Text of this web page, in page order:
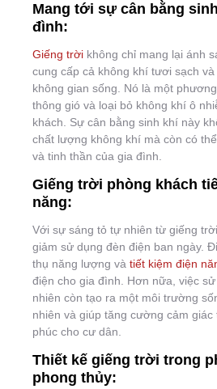
Mang tới sự cân bằng
đình:
Giếng trời không chỉ mang lại ánh
cung cấp cả không khí tươi sạch
không gian sống. Nó là một
thông gió và loại bỏ không khí ô
khách. Sự cân bằng sinh khí này
chất lượng không khí mà còn có
và tinh thần của gia đình.
Giếng trời phòng khách
năng:
Với sự sáng tỏ tự nhiên từ giếng
giảm sử dụng đèn điện ban ngày.
thụ năng lượng và tiết kiệm điện
điện cho gia đình. Hơn nữa, việc
nhiên còn tạo ra một môi trường
nhiên và giúp tăng cường cảm giác
phúc cho cư dân.
Thiết kế giếng trời trong
phong thủy: